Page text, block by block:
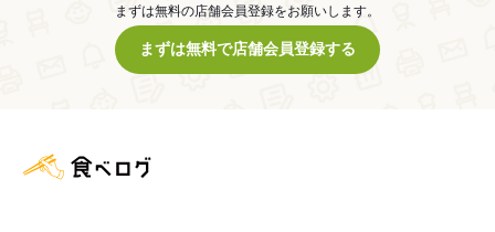
まずは無料の店舗会員登録をお願いします。
まずは無料で店舗会員登録する